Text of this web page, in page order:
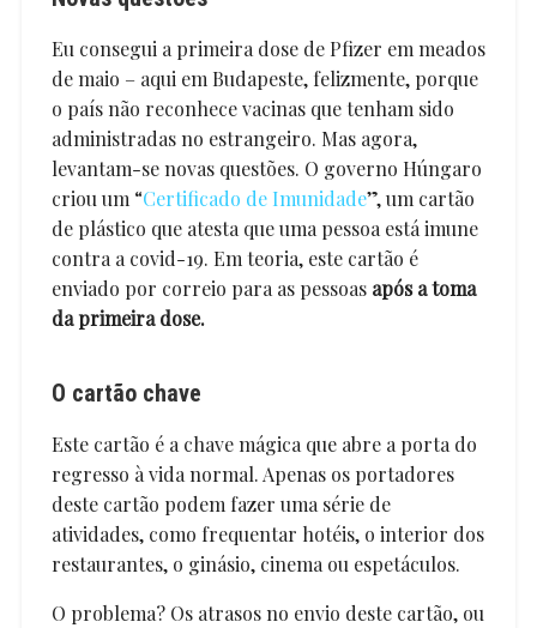
Eu consegui a primeira dose de Pfizer em meados
de maio – aqui em Budapeste, felizmente, porque
o país não reconhece vacinas que tenham sido
administradas no estrangeiro. Mas agora,
levantam-se novas questões. O governo Húngaro
criou um “Certificado de Imunidade”, um cartão
de plástico que atesta que uma pessoa está imune
contra a covid-19. Em teoria, este cartão é
enviado por correio para as pessoas após a toma
da primeira dose.
O cartão chave
Este cartão é a chave mágica que abre a porta do
regresso à vida normal. Apenas os portadores
deste cartão podem fazer uma série de
atividades, como frequentar hotéis, o interior dos
restaurantes, o ginásio, cinema ou espetáculos.
O problema? Os atrasos no envio deste cartão, ou